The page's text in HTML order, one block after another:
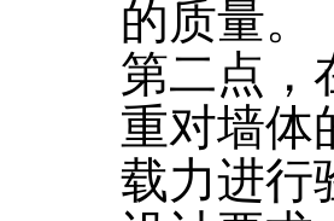
的质量。
第二点，
重对墙体
载力进行